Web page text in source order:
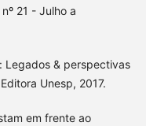
21 - Julho a
Legados & perspectivas
Unesp, 2017.
em frente ao